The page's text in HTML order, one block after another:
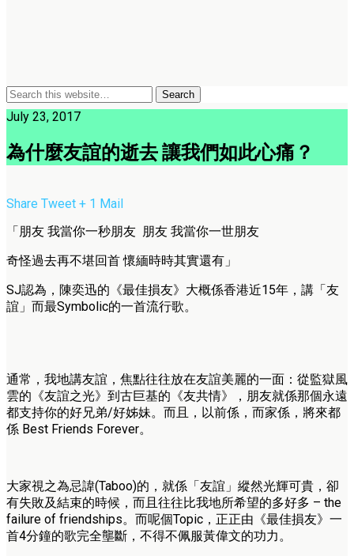
July 23, 2017
為什麼友誼的逝去 讓我們如此心痛？
Share Tweet + 1 Mail
「朋友 我當你一秒朋友 朋友 我當你一世朋友
奇怪過去再不堪回首 懷緬時時其實還有」
SJ認為，陳奕迅的《最佳損友》大概係香港近15年，講「友
誼」而最Symbolic的一首流行歌。
通常，我地講友誼，焦點往往放在友誼美麗的一面：從監獄風
雲的《友誼之光》到古巨基的《友共情》，朋友就係那個永遠
都支持你的好兄弟/好姊妹。而且，以前係，而家係，將來都
係 Best Friends Forever。
大家視之為忌諱(Taboo)的，就係「友誼」縱然光輝可貴，卻
有失敗及結束的時候，而且往往比我地所希望的多好多 – the
failure of friendships。而呢個Topic，正正由《最佳損友》一
首4分鐘的歌完全壟斷，不得不佩服黃偉文的功力。